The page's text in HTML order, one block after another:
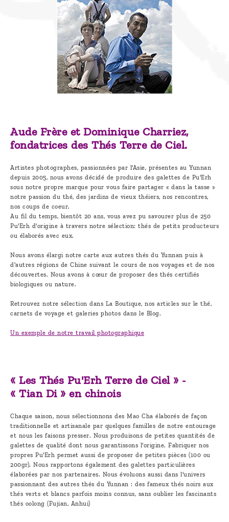
Aude Frère et Dominique Charriez,
fondatrices des Thés Terre de Ciel.
Artistes photographes, passionnées par l'Asie, présentes au Yunnan
depuis 2005, nous avons décidé de produire des galettes de Pu'Erh
sous notre propre marque pour vous faire partager « dans la tasse »
notre passion du thé, des jardins de vieux théiers, nos rencontres,
nos coups de coeur.
Au fil du temps, bientôt 20 ans, vous avez pu savourer plus de 250
Pu'Erh d'origine à travers notre sélection: thés de petits producteurs
ou élaborés avec eux.
Nous avons élargi notre carte aux autres thés du Yunnan puis à
d'autres régions de Chine suivant le cours de nos voyages et de nos
découvertes. Nous avons à cœur de proposer des thés certifiés
biologiques ou nature.
Retrouvez notre sélection dans La Boutique, nos articles sur le thé,
carnets de voyage et galeries photos dans le Blog.
Un exemple de notre travail photographique
« Les Thés Pu'Erh Terre de Ciel » -
« Tian Di » en chinois
Chaque saison, nous sélectionnons des Mao Cha élaborés de façon
traditionnelle et artisanale par quelques familles de notre entourage
et nous les faisons presser. Nous produisons de petites quantités de
galettes de qualité dont nous garantissons l'origine. Fabriquer nos
propres Pu'Erh permet aussi de proposer de petites pièces (100 ou
200gr). Nous rapportons également des galettes particulières
élaborées par nos partenaires. Nous évoluons aussi dans l'univers
passionnant des autres thés du Yunnan : des fameux thés noirs aux
thés verts et blancs parfois moins connus, sans oublier les fascinants
thés oolong (Fujian, Anhui)